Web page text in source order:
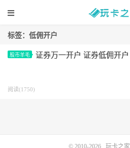
标签：低佣开户
股市羊毛 证券万一开户 证券低佣开户
阅读(1750)
© 2010-2026 玩卡之家